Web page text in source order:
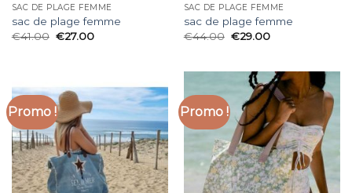
SAC DE PLAGE FEMME
sac de plage femme
€41.00 €27.00
SAC DE PLAGE FEMME
sac de plage femme
€44.00 €29.00
Promo ! Promo !